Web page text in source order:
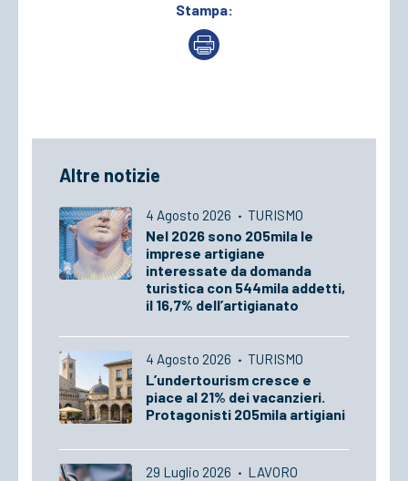
Stampa:
Altre notizie
4 Agosto 2026 · TURISMO
Nel 2026 sono 205mila le
imprese artigiane
interessate da domanda
turistica con 544mila addetti,
il 16,7% dell’artigianato
4 Agosto 2026 · TURISMO
L’undertourism cresce e
piace al 21% dei vacanzieri.
Protagonisti 205mila artigiani
29 Luglio 2026 · LAVORO